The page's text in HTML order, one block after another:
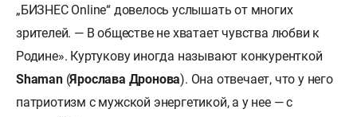
„БИЗНЕС Online“ довелось услышать от многих
зрителей. — В обществе не хватает чувства любви к
Родине». Куртукову иногда называют конкуренткой
Shaman (Ярослава Дронова). Она отвечает, что у него
патриотизм с мужской энергетикой, а у нее — с